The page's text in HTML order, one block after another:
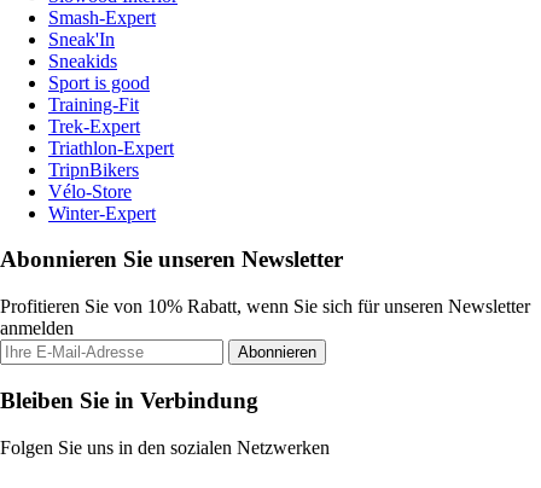
Smash-Expert
Sneak'In
Sneakids
Sport is good
Training-Fit
Trek-Expert
Triathlon-Expert
TripnBikers
Vélo-Store
Winter-Expert
Abonnieren Sie unseren Newsletter
Profitieren Sie von 10% Rabatt, wenn Sie sich für unseren Newsletter
anmelden
Abonnieren
Bleiben Sie in Verbindung
Folgen Sie uns in den sozialen Netzwerken